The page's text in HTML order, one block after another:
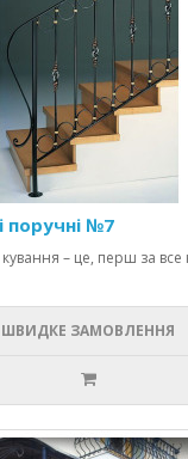
поручні №7
– це, перш за все
ШВИДКЕ ЗАМОВЛЕННЯ